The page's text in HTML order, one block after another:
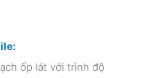
ốp lát với trình độ